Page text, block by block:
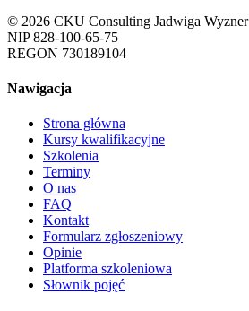
© 2026 CKU Consulting Jadwiga Wyzner
NIP 828-100-65-75
REGON 730189104
Nawigacja
Strona główna
Kursy kwalifikacyjne
Szkolenia
Terminy
O nas
FAQ
Kontakt
Formularz zgłoszeniowy
Opinie
Platforma szkoleniowa
Słownik pojęć